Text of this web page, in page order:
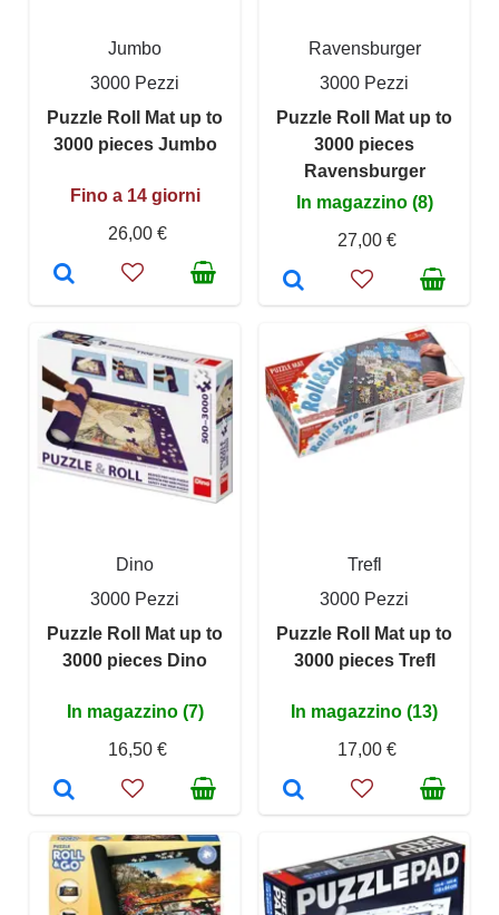
Jumbo
3000 Pezzi
Puzzle Roll Mat up to
3000 pieces Jumbo
Fino a 14 giorni
26,00 €
Ravensburger
3000 Pezzi
Puzzle Roll Mat up to
3000 pieces
Ravensburger
In magazzino (8)
27,00 €
Dino
3000 Pezzi
Puzzle Roll Mat up to
3000 pieces Dino
In magazzino (7)
16,50 €
Trefl
3000 Pezzi
Puzzle Roll Mat up to
3000 pieces Trefl
In magazzino (13)
17,00 €